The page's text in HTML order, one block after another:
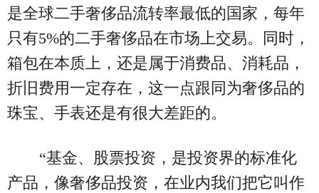
是全球二手奢侈品流转率最低的国家，每年
只有5%的二手奢侈品在市场上交易。同时，
箱包在本质上，还是属于消费品、消耗品，
折旧费用一定存在，这一点跟同为奢侈品的
珠宝、手表还是有很大差距的。
“基金、股票投资，是投资界的标准化
产品，像奢侈品投资，在业内我们把它叫作